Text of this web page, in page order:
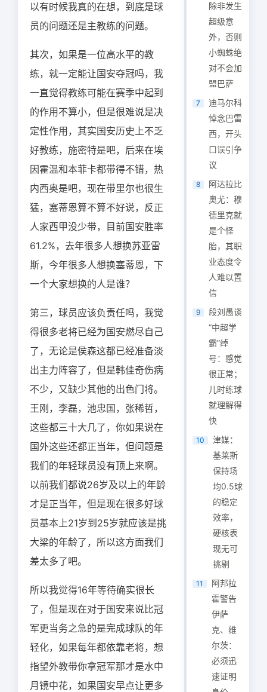
以有时候我真的在想，到底是球
员的问题还是主教练的问题。
其次，如果是一位高水平的教
练，就一定能让国安夺冠吗，我
一直觉得教练可能在赛季中起到
的作用不算小，但是很难说是决
定性作用，其实国安历史上不乏
好教练，施密特是吧，后来在埃
因霍温和本菲卡都带得不错，热
内西奥是吧，现在带里尔也很生
猛，塞蒂恩算不算不好说，反正
人家西甲没少带，目前国安胜率
61.2%，去年很多人想换苏亚雷
斯，今年很多人想换塞蒂恩，下
一个大家想换的人是谁？
第三，球员应该负责任吗，我觉
得很多老将已经为国安燃尽自己
了，无论是侯森这都已经准备淡
出主力阵容了，但是韩佳奇伤病
不少，又缺少其他的出色门将。
王刚，李磊，池忠国，张稀哲，
这些都三十大几了，你如果说在
国外这些还都正当年，但问题是
我们的年轻球员没有顶上来啊。
以前我们都说26岁及以上的年龄
才是正当年，但是现在很多好球
员基本上21岁到25岁就应该是挑
大梁的年龄了，所以这方面我们
差太多了吧。
所以我觉得16年等待确实很长
了，但是现在对于国安来说比冠
军更当务之急的是完成球队的年
轻化，如果每年都依靠老将，想
指望外教带你拿冠军那才是水中
月镜中花，如果国安早点让更多
除非发生
超级意
外，否则
小蜘蛛绝
对不会加
盟巴萨
7
迪马尔科
悼念巴雷
西，开头
口误引争
议
8
阿达拉比
奥尤：穆
德里克就
是个怪
胎，其职
业态度令
人难以置
信
9
段刘愚谈
“中超学
霸”绰
号：感觉
很正常；
儿时练球
就理解得
快
10
津媒：
基莱斯
保持场
均0.5球
的稳定
效率，
硬核表
现无可
挑剔
11
阿邦拉
霍警告
伊萨
克、维
尔茨：
必须迅
速证明